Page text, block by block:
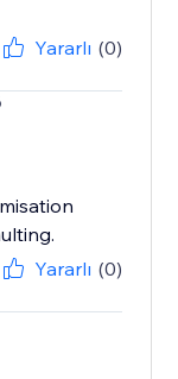
Yararlı (0)
Yararlı (0)